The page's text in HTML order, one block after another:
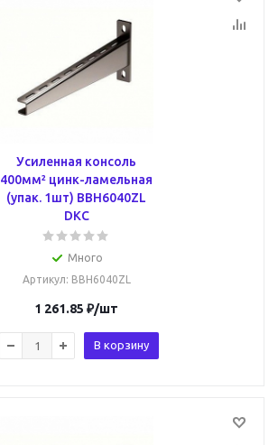
Усиленная консоль
400мм² цинк-ламельная
(упак. 1шт) BBH6040ZL
DKC
Много
Артикул: BBH6040ZL
1 261.85 ₽/шт
В корзину